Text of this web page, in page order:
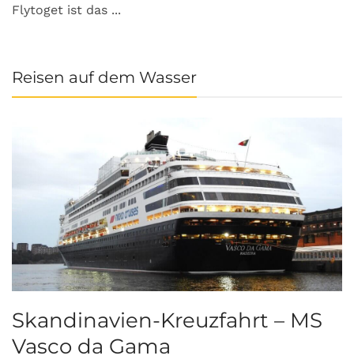
Flytoget ist das ...
Reisen auf dem Wasser
Skandinavien-Kreuzfahrt – MS
Vasco da Gama